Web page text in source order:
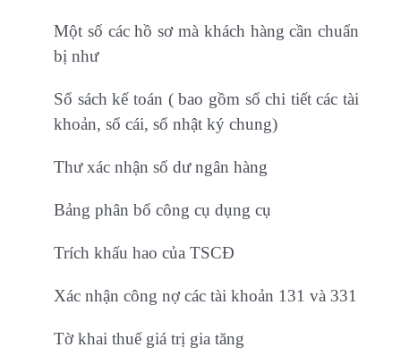
Một số các hồ sơ mà khách hàng cần chuẩn
bị như
Sổ sách kế toán ( bao gồm sổ chi tiết các tài
khoản, sổ cái, sổ nhật ký chung)
Thư xác nhận số dư ngân hàng
Bảng phân bổ công cụ dụng cụ
Trích khấu hao của TSCĐ
Xác nhận công nợ các tài khoản 131 và 331
Tờ khai thuế giá trị gia tăng